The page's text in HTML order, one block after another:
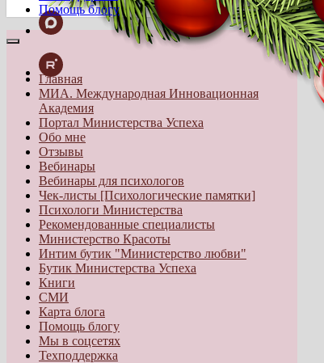
Помощь блогу
Главная
МИА. Международная Инновационная
Академия
Портал Министерства Успеха
Обо мне
Отзывы
Вебинары
Вебинары для психологов
Чек-листы [Психологические памятки]
Психологи Министерства
Рекомендованные специалисты
Министерство Красоты
Интим бутик "Министерство любви"
Бутик Министерства Успеха
Книги
СМИ
Карта блога
Помощь блогу
Мы в соцсетях
Техподдержка